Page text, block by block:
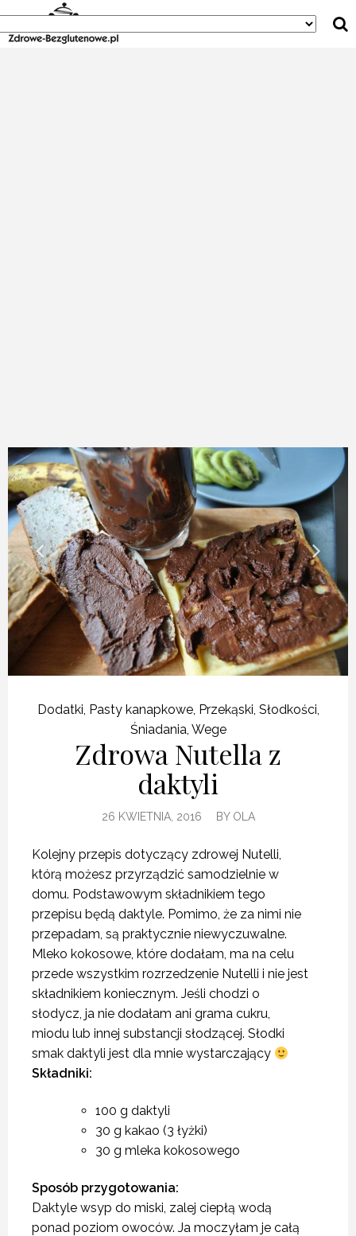
Dodatki, Pasty kanapkowe, Przekąski, Słodkości,
Śniadania, Wege
Zdrowa Nutella z
daktyli
26 KWIETNIA, 2016 BY OLA
Kolejny przepis dotyczący zdrowej Nutelli,
którą możesz przyrządzić samodzielnie w
domu. Podstawowym składnikiem tego
przepisu będą daktyle. Pomimo, że za nimi nie
przepadam, są praktycznie niewyczuwalne.
Mleko kokosowe, które dodałam, ma na celu
przede wszystkim rozrzedzenie Nutelli i nie jest
składnikiem koniecznym. Jeśli chodzi o
słodycz, ja nie dodałam ani grama cukru,
miodu lub innej substancji słodzącej. Słodki
smak daktyli jest dla mnie wystarczający
Składniki:
100 g daktyli
30 g kakao (3 łyżki)
30 g mleka kokosowego
Sposób przygotowania:
Daktyle wsyp do miski, zalej ciepłą wodą
ponad poziom owoców. Ja moczyłam je całą